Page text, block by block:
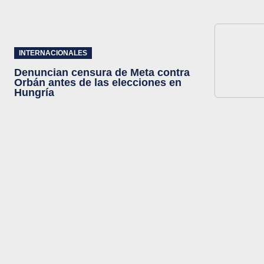
INTERNACIONALES
Denuncian censura de Meta contra
Orbán antes de las elecciones en
Hungría